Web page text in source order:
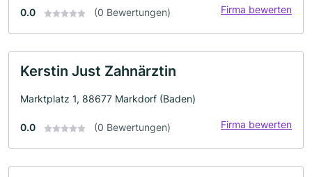
0.0 (0 Bewertungen) Firma bewerten
Kerstin Just Zahnärztin
Marktplatz 1, 88677 Markdorf (Baden)
0.0 (0 Bewertungen) Firma bewerten